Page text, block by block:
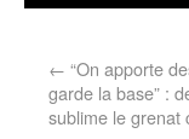
← “On apporte
garde la base” :
sublime le grenat